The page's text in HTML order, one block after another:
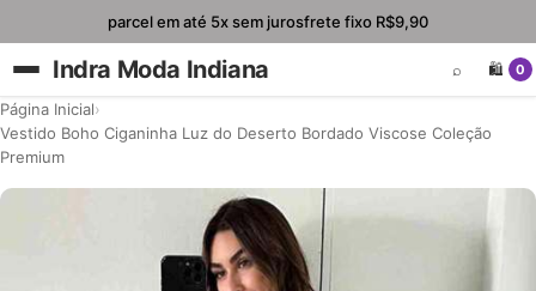
parcel em até 5x sem jurosfrete fixo R$9,90
Indra Moda Indiana ⌕ 🛍️ 0
Página Inicial›
Vestido Boho Ciganinha Luz do Deserto Bordado Viscose Coleção
Premium